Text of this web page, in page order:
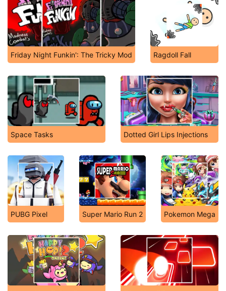
Friday Night Funkin': The Tricky Mod Ragdoll Fall
Space Tasks Dotted Girl Lips Injections
PUBG Pixel Super Mario Run 2 Pokemon Mega